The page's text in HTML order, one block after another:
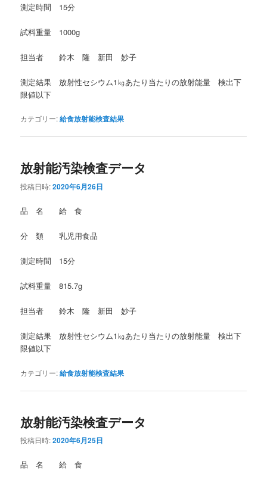
測定時間 15分
試料重量 1000g
担当者 鈴木 隆 新田 妙子
測定結果 放射性セシウム1㎏あたり当たりの放射能量 検出下
限値以下
カテゴリー:給食放射能検査結果
放射能汚染検査データ
投稿日時:2020年6月26日
品 名 給 食
分 類 乳児用食品
測定時間 15分
試料重量 815.7g
担当者 鈴木 隆 新田 妙子
測定結果 放射性セシウム1㎏あたり当たりの放射能量 検出下
限値以下
カテゴリー:給食放射能検査結果
放射能汚染検査データ
投稿日時:2020年6月25日
品 名 給 食